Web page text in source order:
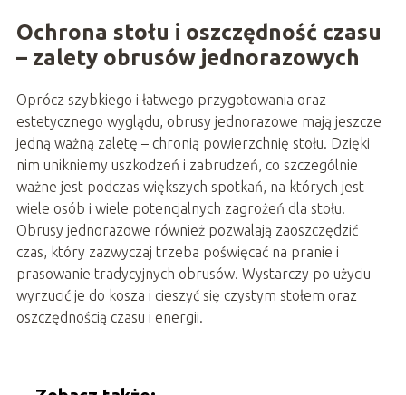
Ochrona stołu i oszczędność czasu
– zalety obrusów jednorazowych
Oprócz szybkiego i łatwego przygotowania oraz
estetycznego wyglądu, obrusy jednorazowe mają jeszcze
jedną ważną zaletę – chronią powierzchnię stołu. Dzięki
nim unikniemy uszkodzeń i zabrudzeń, co szczególnie
ważne jest podczas większych spotkań, na których jest
wiele osób i wiele potencjalnych zagrożeń dla stołu.
Obrusy jednorazowe również pozwalają zaoszczędzić
czas, który zazwyczaj trzeba poświęcać na pranie i
prasowanie tradycyjnych obrusów. Wystarczy po użyciu
wyrzucić je do kosza i cieszyć się czystym stołem oraz
oszczędnością czasu i energii.